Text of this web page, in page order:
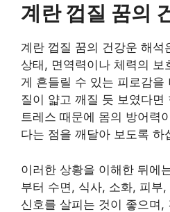
계란 껍질 꿈의
계란 껍질 꿈의 건강운 해석
상태, 면역력이나 체력의 보
게 흔들릴 수 있는 피로감을
질이 얇고 깨질 듯 보였다면
트레스 때문에 몸의 방어력
다는 점을 깨달아 보도록 하
이러한 상황을 이해한 뒤에
부터 수면, 식사, 소화, 피부
신호를 살피는 것이 좋으며,